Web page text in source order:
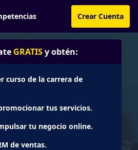
Crear Cuenta
GRATIS y obtén:
curso de la carrera de
tus servicios.
tu negocio online.
de ventas.